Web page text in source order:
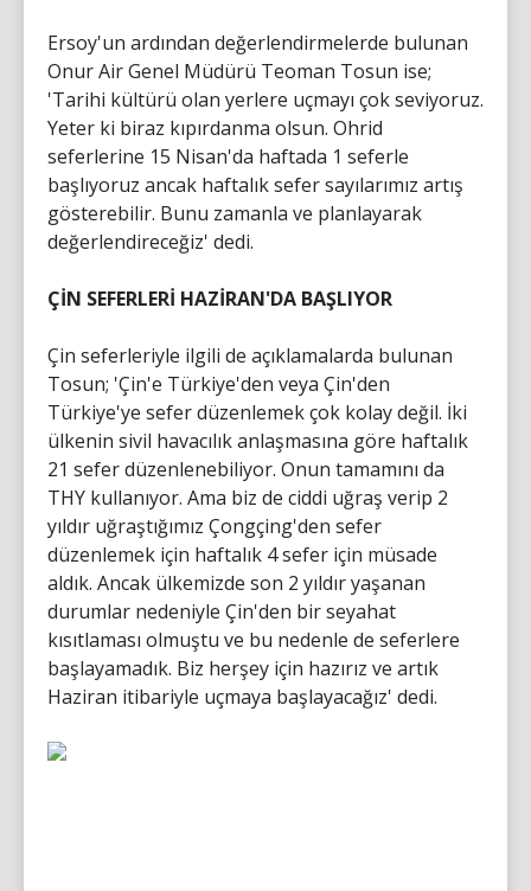
Ersoy'un ardından değerlendirmelerde bulunan
Onur Air Genel Müdürü Teoman Tosun ise;
'Tarihi kültürü olan yerlere uçmayı çok seviyoruz.
Yeter ki biraz kıpırdanma olsun. Ohrid
seferlerine 15 Nisan'da haftada 1 seferle
başlıyoruz ancak haftalık sefer sayılarımız artış
gösterebilir. Bunu zamanla ve planlayarak
değerlendireceğiz' dedi.
ÇİN SEFERLERİ HAZİRAN'DA BAŞLIYOR
Çin seferleriyle ilgili de açıklamalarda bulunan
Tosun; 'Çin'e Türkiye'den veya Çin'den
Türkiye'ye sefer düzenlemek çok kolay değil. İki
ülkenin sivil havacılık anlaşmasına göre haftalık
21 sefer düzenlenebiliyor. Onun tamamını da
THY kullanıyor. Ama biz de ciddi uğraş verip 2
yıldır uğraştığımız Çongçing'den sefer
düzenlemek için haftalık 4 sefer için müsade
aldık. Ancak ülkemizde son 2 yıldır yaşanan
durumlar nedeniyle Çin'den bir seyahat
kısıtlaması olmuştu ve bu nedenle de seferlere
başlayamadık. Biz herşey için hazırız ve artık
Haziran itibariyle uçmaya başlayacağız' dedi.